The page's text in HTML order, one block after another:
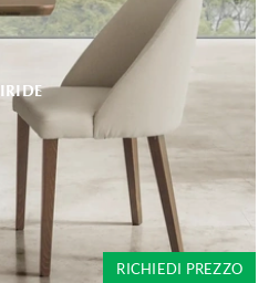
IRIDE
RICHIEDI PREZZO